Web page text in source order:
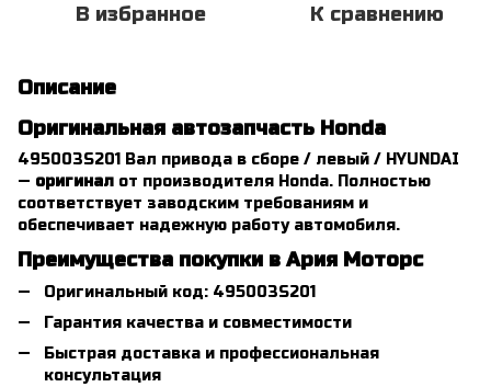
В избранное К сравнению
Описание
Оригинальная автозапчасть Honda
495003S201 Вал привода в сборе / левый / HYUNDAI
— оригинал от производителя Honda. Полностью
соответствует заводским требованиям и
обеспечивает надежную работу автомобиля.
Преимущества покупки в Ария Моторс
Оригинальный код: 495003S201
Гарантия качества и совместимости
Быстрая доставка и профессиональная
консультация